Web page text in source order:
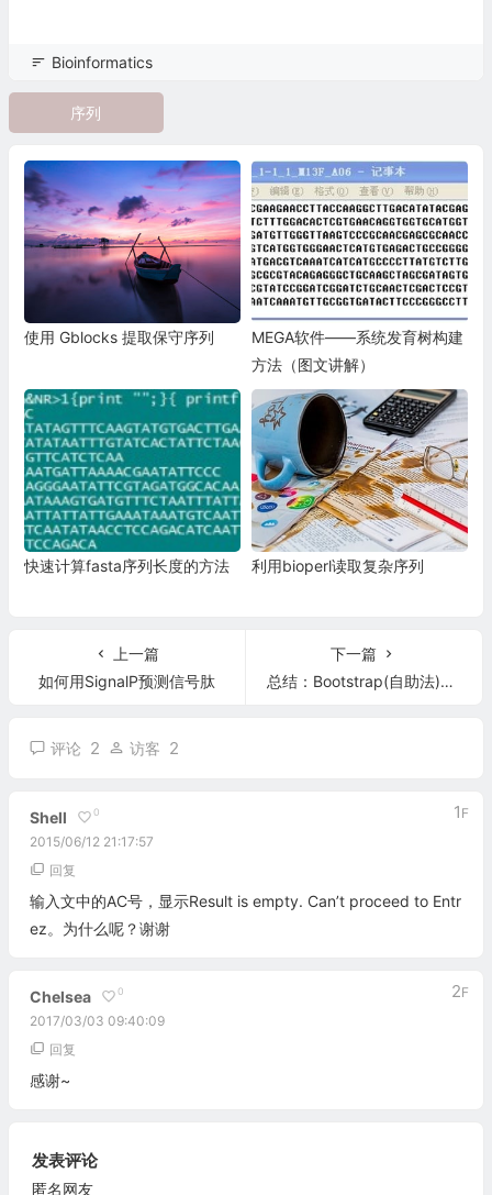
Bioinformatics
序列
使用 Gblocks 提取保守序列
MEGA软件——系统发育树构建
方法（图文讲解）
快速计算fasta序列长度的方法 利用bioperl读取复杂序列
上一篇
如何用SignalP预测信号肽
下一篇
总结：Bootstrap(自助法)，Bagging，Boosting(提升)
评论 2 访客 2
Shell 0
2015/06/12 21:17:57
1 F
回复
输入文中的AC号，显示Result is empty. Can’t proceed to Entr
ez。为什么呢？谢谢
Chelsea 0
2017/03/03 09:40:09
2F
回复
感谢~
发表评论
匿名网友